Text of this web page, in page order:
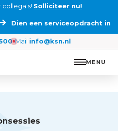
collega's! Solliciteer nu!
Dien een serviceopdracht in
Mail info@ksn.nl
MENU